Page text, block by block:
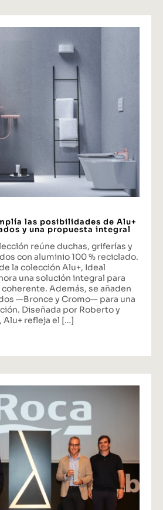
las posibilidades de Alu+
y una propuesta integral
reúne duchas, griferías y
con aluminio 100 % reciclado.
la colección Alu+, Ideal
una solución integral para
Además, se añaden
—Bronce y Cromo— para una
Diseñada por Roberto y
Alu+ refleja el […]